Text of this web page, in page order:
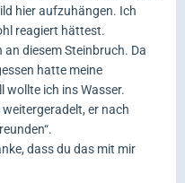
hier aufzuhängen. Ich
reagiert hättest.
diesem Steinbruch. Da
hatte meine
wollte ich ins Wasser.
er nach
dass du das mit mir